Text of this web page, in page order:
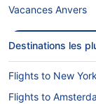
Vacances Anvers
Destinations les
Flights to New York
Flights to